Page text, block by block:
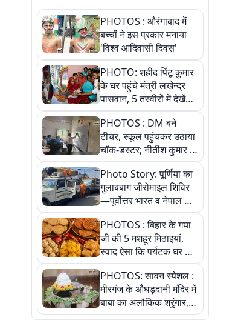
PHOTOS : औरंगाबाद में
बच्चों ने इस प्रकार मनाया
'विश्व आदिवासी दिवस'
PHOTO: शहीद पिंटू कुमार
के घर पहुंचे मंत्री लखेन्द्र
पासवान, 5 तस्वीरों में देखें
उस भावुक पल की पूरी
कहानी
PHOTOS : DM बने
टीचर, स्कूल पहुंचकर उठाया
चॉक-डस्टर; नीतीश कुमार के
इस चहेते अधिकारी को
जानिए
Photo Story: पूर्णिया का
गुलाबबाग जीरोमाइल शिविर
—पूर्वोत्तर भारत व नेपाल के
कांवरियों का प्रमुख सेवा धाम
PHOTOS : बिहार के गया
जी की 5 मशहूर मिठाइयां,
स्वाद ऐसा कि पर्यटक घर ले
जाना नहीं भूलते, तस्वीरों में
देखें
PHOTOS: सावन स्पेशल :
मीरगंज के औघड़दानी मंदिर में
बाबा का अलौकिक श्रृंगार,
तस्वीरों में देखें महादेव के कई